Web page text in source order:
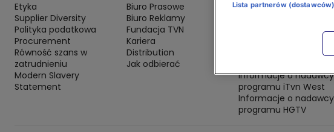
Etyka
Supplier Diversity
Polityka podatkowa
Procurement
Równość szans w
zatrudnieniu
Modern Slavery
Statement
Biuro Prasowe
Biuro Reklamy
Fundacja TVN
Kariera
Distribution
Jak odbierać
Informacje o nadawcy
Informacje o nadawcy
Informacje o nadawcy
Informacje o nadawcy
programu iTvn West
Informacje o nadawcy
programu HGTV
Lista partnerów (dostawców)